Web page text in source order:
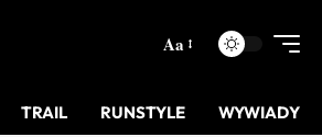
Aa
TRAIL RUNSTYLE WYWIADY